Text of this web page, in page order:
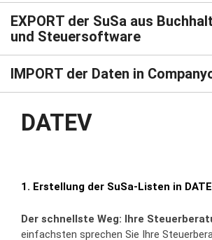
EXPORT der SuSa aus
und Steuersoftware
IMPORT der Daten in
DATEV
1. Erstellung der SuSa-Listen in
Der schnellste Weg: Ihre
einfachsten sprechen Sie Ihre